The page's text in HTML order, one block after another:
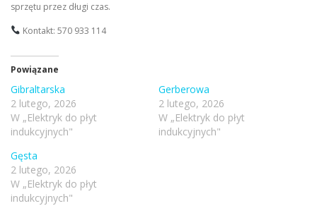
sprzętu przez długi czas.
Kontakt: 570 933 114
Powiązane
Gibraltarska
2 lutego, 2026
W „Elektryk do płyt
indukcyjnych"
Gerberowa
2 lutego, 2026
W „Elektryk do płyt
indukcyjnych"
Gęsta
2 lutego, 2026
W „Elektryk do płyt
indukcyjnych"